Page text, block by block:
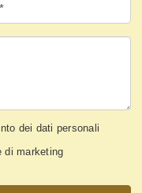
*
dei dati personali
di marketing